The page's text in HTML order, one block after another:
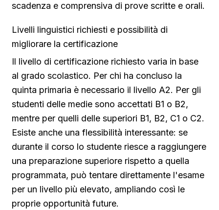
scadenza e comprensiva di prove scritte e orali.
Livelli linguistici richiesti e possibilità di
migliorare la certificazione
Il livello di certificazione richiesto varia in base
al grado scolastico. Per chi ha concluso la
quinta primaria è necessario il livello A2. Per gli
studenti delle medie sono accettati B1 o B2,
mentre per quelli delle superiori B1, B2, C1 o C2.
Esiste anche una flessibilità interessante: se
durante il corso lo studente riesce a raggiungere
una preparazione superiore rispetto a quella
programmata, può tentare direttamente l'esame
per un livello più elevato, ampliando così le
proprie opportunità future.